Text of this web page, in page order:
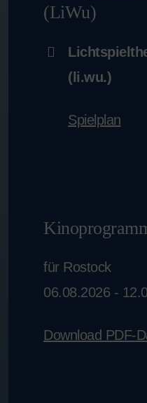
(LiWu)
(li.wu.)
Spielplan
für Rostock
06.08.2026 -
Download PDF-